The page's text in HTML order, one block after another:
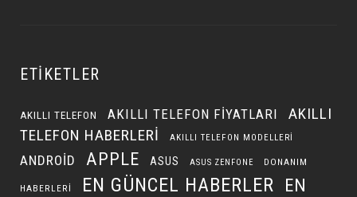
ETIKETLER
AKILLI TELEFON AKILLI TELEFON FIYATLARI
AKILLI
TELEFON HABERLERI
AKILLI TELEFON MODELLERI
ANDROID APPLE ASUS ASUS ZENFONE DONANIM
HABERLERI EN GÜNCEL HABERLER EN